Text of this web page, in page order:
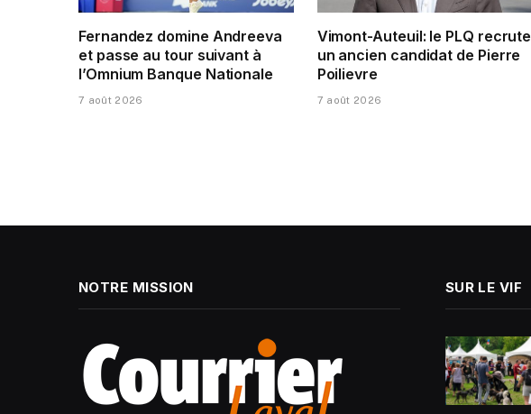
Fernandez domine Andreeva
et passe au tour suivant à
l’Omnium Banque Nationale
7 août 2026
Vimont-Auteuil: le PLQ recrute
un ancien candidat de Pierre
Poilievre
7 août 2026
NOTRE MISSION SUR LE VIF